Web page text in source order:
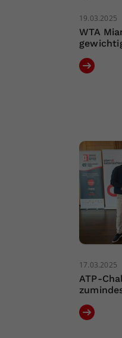
19.03.2025
WTA
17.03.2025
ATP-